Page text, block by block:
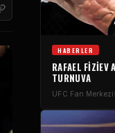
HABERLER
RAFAEL FIZIEV
TURNUVA
UFC Fan Merkezi